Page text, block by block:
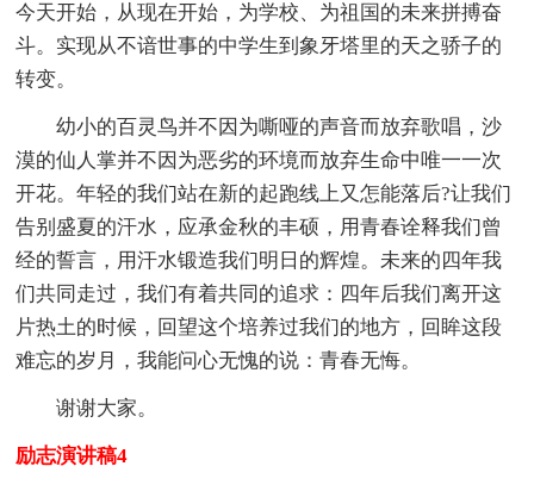
今天开始，从现在开始，为学校、为祖国的未来拼搏奋
斗。实现从不谙世事的中学生到象牙塔里的天之骄子的
转变。
幼小的百灵鸟并不因为嘶哑的声音而放弃歌唱，沙
漠的仙人掌并不因为恶劣的环境而放弃生命中唯一一次
开花。年轻的我们站在新的起跑线上又怎能落后?让我们
告别盛夏的汗水，应承金秋的丰硕，用青春诠释我们曾
经的誓言，用汗水锻造我们明日的辉煌。未来的四年我
们共同走过，我们有着共同的追求：四年后我们离开这
片热土的时候，回望这个培养过我们的地方，回眸这段
难忘的岁月，我能问心无愧的说：青春无悔。
谢谢大家。
励志演讲稿4